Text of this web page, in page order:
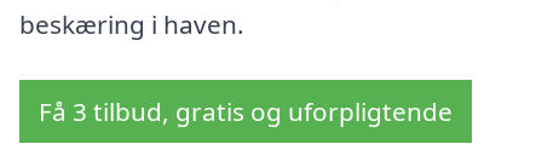
beskæring i haven.
Få 3 tilbud, gratis og uforpligtende